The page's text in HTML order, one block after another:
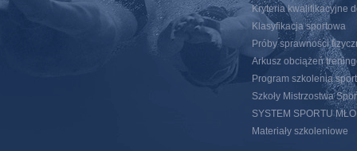
Kryteria kwalifikacyjne
Klasyfikacja sportowa
Próby sprawności
Arkusz obciążeń
Program szkolenia
Szkoły Mistrzostwa
SYSTEM SPORTU
Materiały szkoleniowe